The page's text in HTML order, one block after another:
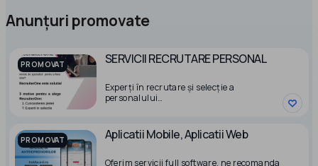
Anunțuri promovate
PROMOVAT SERVICII RECRUTARE PERSONAL
Experți în recrutare și selecție a
personalului
sugerează, este o companie de recrutare
din domeniul Resurselor Umane care oferă
PROMOVAT Aplicatii Mobile, Aplicatii Web
Oferim servicii full software, ne recomanda